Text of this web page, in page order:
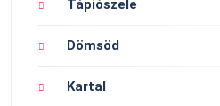
Tápiószele
Dömsöd
Kartal